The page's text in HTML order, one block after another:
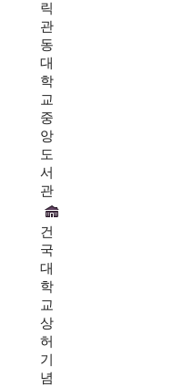
릭
관
동
대
학
교
중
앙
도
서
관
건
국
대
학
교
상
허
기
념